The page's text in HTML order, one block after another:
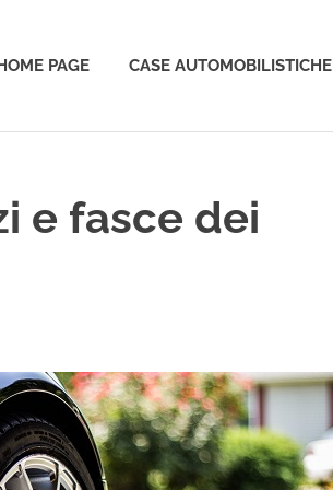
PAGE CASE AUTOMOBILISTICHE
e fasce dei